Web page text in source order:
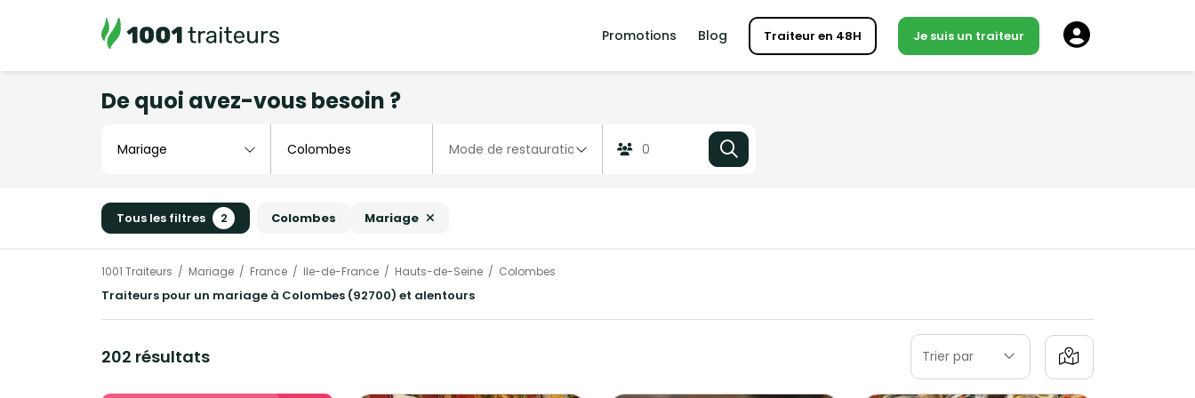
Promotions Blog Traiteur en 48H Je suis un traiteur
De quoi avez-vous besoin ?
Tous les filtres 2 Colombes Mariage
1001 Traiteurs Mariage France Ile-de-France Hauts-de-Seine Colombes
Traiteurs pour un mariage à Colombes (92700) et alentours
202 résultats Trier par